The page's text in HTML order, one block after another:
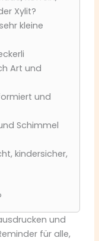
Xylit?
kleine
Art und
und
Schimmel
kindersicher,
und
für alle,